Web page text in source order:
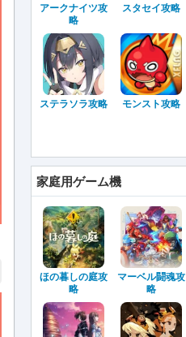
アークナイツ攻
略
スタセイ攻略
ステラソラ攻略 モンスト攻略
家庭用ゲーム機
ほの暮しの庭攻
略
マーベル闘魂攻
略